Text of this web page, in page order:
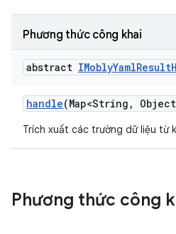
Phương thức công khai
abstract IMoblyYamlResult
handle(Map<String ,
Trích xuất các trường dữ liệu từ
Phương thức công